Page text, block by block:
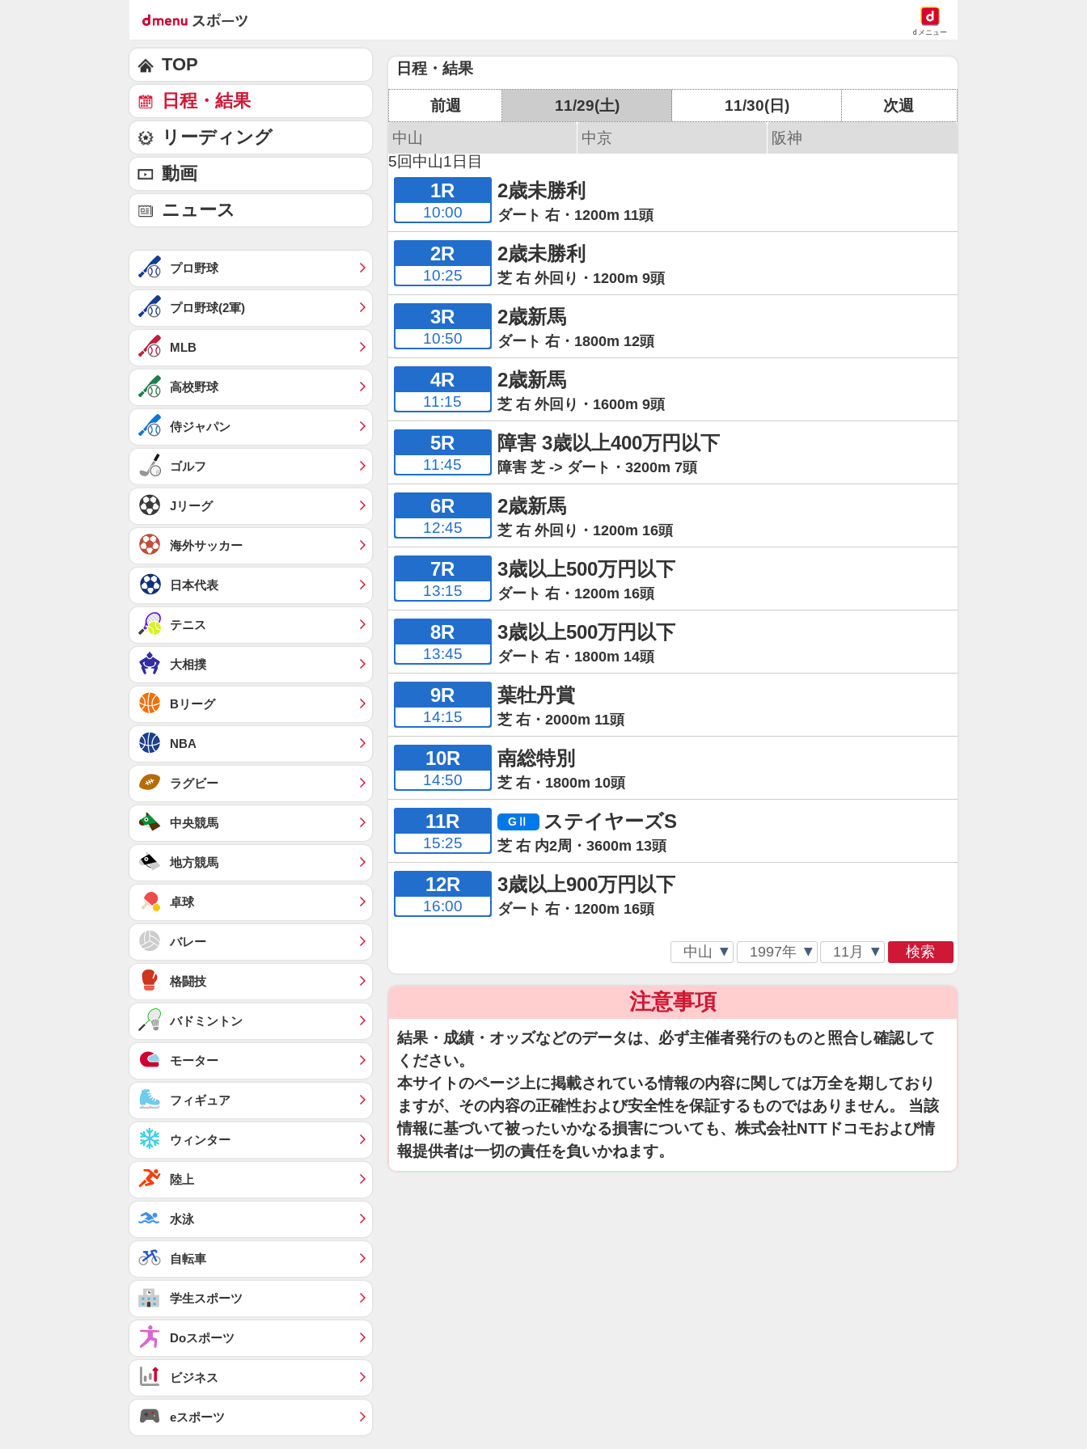
dメニュー
日程・結果
前週 11/29(土) 11/30(日)
次週
中山
中京
阪神
5回中山1日目
1R
10:00
2歳未勝利
ダート 右・1200m 11頭
2R
10:25
2歳未勝利
芝 右 外回り・1200m 9頭
3R
10:50
2歳新馬
ダート 右・1800m 12頭
4R
11:15
2歳新馬
芝 右 外回り・1600m 9頭
5R
11:45
障害 3歳以上400万円以下
障害 芝 -> ダート・3200m 7頭
6R
12:45
2歳新馬
芝 右 外回り・1200m 16頭
7R
13:15
3歳以上500万円以下
ダート 右・1200m 16頭
8R
13:45
3歳以上500万円以下
ダート 右・1800m 14頭
9R
14:15
葉牡丹賞
芝 右・2000m 11頭
10R
14:50
南総特別
芝 右・1800m 10頭
11R
15:25
ステイヤーズS
芝 右 内2周・3600m 13頭
12R
16:00
3歳以上900万円以下
ダート 右・1200m 16頭
検索
注意事項
結果・成績・オッズなどのデータは、必ず主催者発行のものと照合し確認して
ください。
本サイトのページ上に掲載されている情報の内容に関しては万全を期しており
ますが、その内容の正確性および安全性を保証するものではありません。 当該
情報に基づいて被ったいかなる損害についても、株式会社NTTドコモおよび情
報提供者は一切の責任を負いかねます。
TOP
日程・結果
リーディング
動画
ニュース
プロ野球
プロ野球(2軍)
MLB
高校野球
侍ジャパン
ゴルフ
Jリーグ
海外サッカー
日本代表
テニス
大相撲
Bリーグ
NBA
ラグビー
中央競馬
地方競馬
卓球
バレー
格闘技
バドミントン
モーター
フィギュア
ウィンター
陸上
水泳
自転車
学生スポーツ
Doスポーツ
ビジネス
eスポーツ